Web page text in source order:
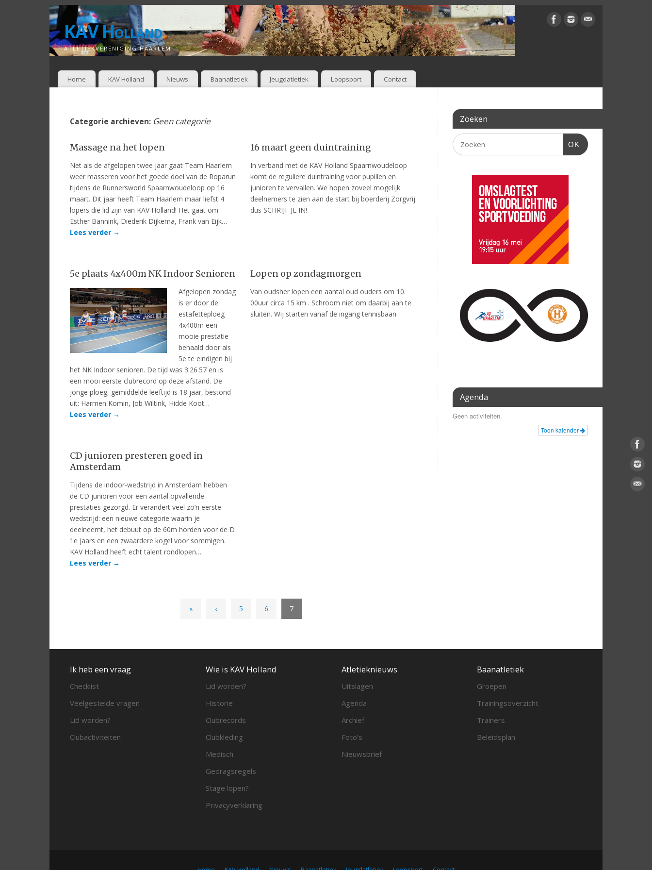
KAV Holland
ATLETIEKVERENIGING HAARLEM
Home KAV Holland Nieuws Baanatletiek Jeugdatletiek Loopsport Contact
Categorie archieven: Geen categorie
Massage na het lopen
Net als de afgelopen twee jaar gaat Team Haarlem
weer masseren voor het goede doel van de Roparun
tijdens de Runnersworld Spaarnwoudeloop op 16
maart. Dit jaar heeft Team Haarlem maar liefst 4
lopers die lid zijn van KAV Holland! Het gaat om
Esther Bannink, Diederik Dijkema, Frank van Eijk…
Lees verder →
16 maart geen duintraining
In verband met de KAV Holland Spaarnwoudeloop
komt de reguliere duintraining voor pupillen en
junioren te vervallen. We hopen zoveel mogelijk
deelnemers te zien aan de start bij boerderij Zorgvrij
dus SCHRIJF JE IN!
5e plaats 4x400m NK Indoor Senioren
Afgelopen zondag
is er door de
estafetteploeg
4x400m een
mooie prestatie
behaald door als
5e te eindigen bij
het NK Indoor senioren. De tijd was 3:26.57 en is
een mooi eerste clubrecord op deze afstand. De
jonge ploeg, gemiddelde leeftijd is 18 jaar, bestond
uit: Harmen Komin, Job Wiltink, Hidde Koot…
Lees verder →
Lopen op zondagmorgen
Van oudsher lopen een aantal oud ouders om 10.
00uur circa 15 km . Schroom niet om daarbij aan te
sluiten. Wij starten vanaf de ingang tennisbaan.
CD junioren presteren goed in
Amsterdam
Tijdens de indoor-wedstrijd in Amsterdam hebben
de CD junioren voor een aantal opvallende
prestaties gezorgd. Er verandert veel zo’n eerste
wedstrijd: een nieuwe categorie waarin je
deelneemt, het debuut op de 60m horden voor de D
1e jaars en een zwaardere kogel voor sommigen.
KAV Holland heeft echt talent rondlopen…
Lees verder →
« ‹ 5 6 7
Zoeken
OK
Agenda
Geen activiteiten.
Toon kalender
Ik heb een vraag
Checklist
Veelgestelde vragen
Lid worden?
Clubactiviteiten
Wie is KAV Holland
Lid worden?
Historie
Clubrecords
Clubkleding
Medisch
Gedragsregels
Stage lopen?
Privacyverklaring
Atletieknieuws
Uitslagen
Agenda
Archief
Foto’s
Nieuwsbrief
Baanatletiek
Groepen
Trainingsoverzicht
Trainers
Beleidsplan